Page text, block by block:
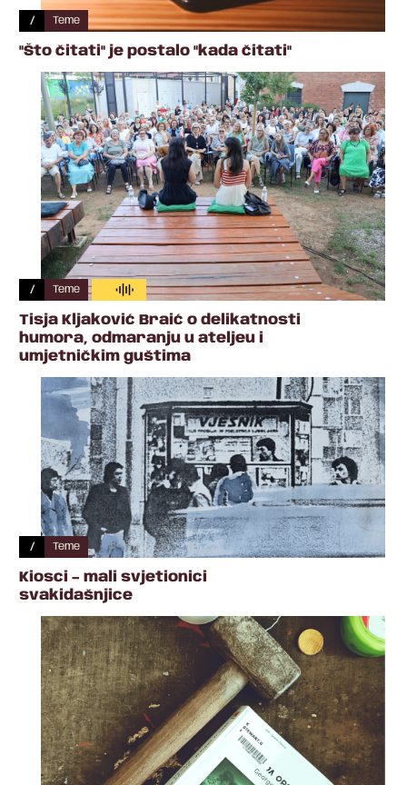
/ Teme
"Što čitati" je postalo "kada čitati"
/ Teme
Tisja Kljaković Braić o delikatnosti
humora, odmaranju u ateljeu i
umjetničkim guštima
/ Teme
Kiosci – mali svjetionici
svakidašnjice